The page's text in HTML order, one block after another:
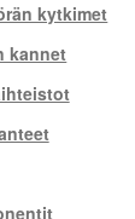
kytkimet
kannet